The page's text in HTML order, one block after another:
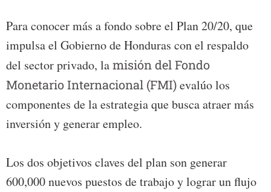
Para conocer más a fondo sobre el Plan 20/20, que
impulsa el Gobierno de Honduras con el respaldo
del sector privado, lamisión del Fondo
Monetario Internacional (FMI)evalúo los
componentes de la estrategia que busca atraer más
inversión y generar empleo.
Los dos objetivos claves del plan son generar
600,000 nuevos puestos de trabajo y lograr un flujo